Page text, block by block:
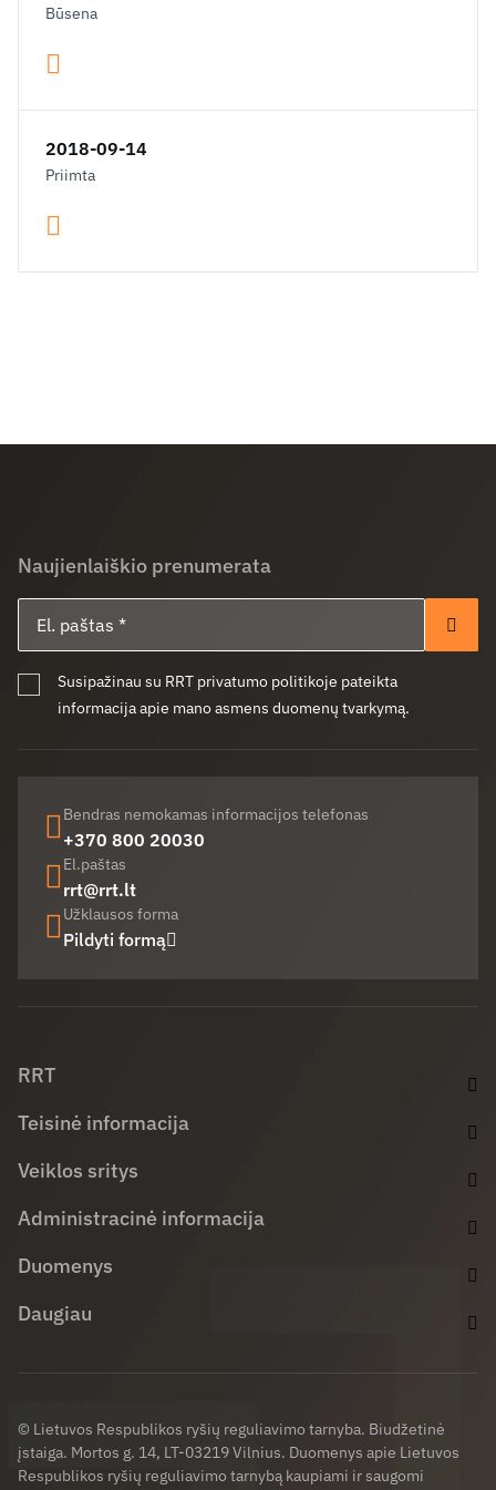
Būsena
2018-09-14
Priimta
Naujienlaiškio prenumerata
Susipažinau su RRT privatumo politikoje pateikta
informacija apie mano asmens duomenų tvarkymą.
Bendras nemokamas informacijos telefonas
+370 800 20030
El.paštas
rrt@rrt.lt
Užklausos forma
Pildyti formą
RRT
Teisinė informacija
Veiklos sritys
Administracinė informacija
Duomenys
Daugiau
© Lietuvos Respublikos ryšių reguliavimo tarnyba. Biudžetinė
įstaiga. Mortos g. 14, LT-03219 Vilnius. Duomenys apie Lietuvos
Respublikos ryšių reguliavimo tarnybą kaupiami ir saugomi